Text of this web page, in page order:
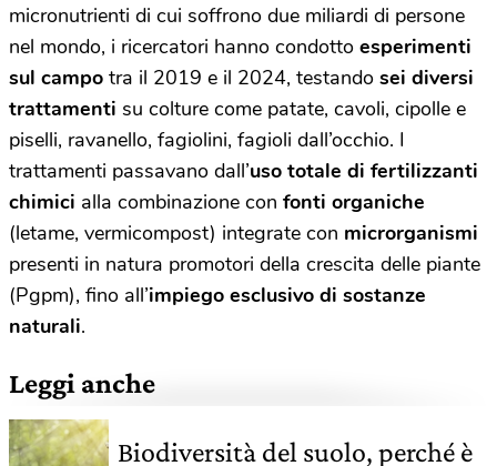
micronutrienti di cui soffrono due miliardi di persone
nel mondo, i ricercatori hanno condotto esperimenti
sul campo tra il 2019 e il 2024, testando sei diversi
trattamenti su colture come patate, cavoli, cipolle e
piselli, ravanello, fagiolini, fagioli dall’occhio. I
trattamenti passavano dall’uso totale di fertilizzanti
chimici alla combinazione con fonti organiche
(letame, vermicompost) integrate con microrganismi
presenti in natura promotori della crescita delle piante
(Pgpm), fino all’impiego esclusivo di sostanze
naturali.
Leggi anche
Biodiversità del suolo, perché è